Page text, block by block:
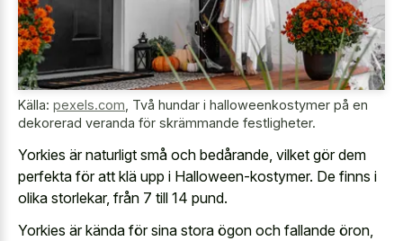
Källa: pexels.com Två hundar i halloweenkostymer på en
dekorerad veranda för skrämmande festligheter.
Yorkies är naturligt små och bedårande, vilket gör dem
perfekta för att klä upp i Halloween-kostymer. De finns i
olika storlekar, från 7 till 14 pund.
Yorkies är kända för sina stora ögon och fallande öron,